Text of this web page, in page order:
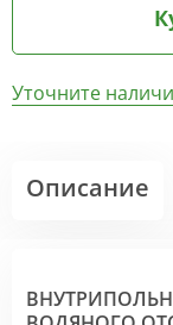
Уточните
Описание